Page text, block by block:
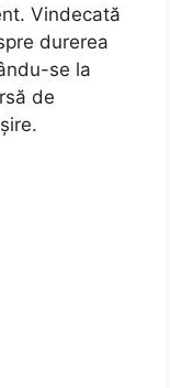
Vindecată
durerea
se la
de